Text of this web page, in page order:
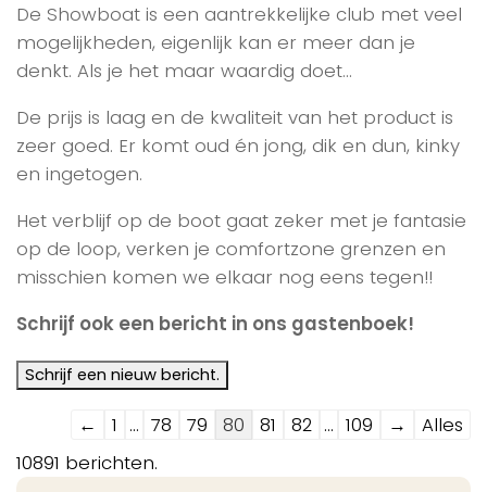
De Showboat is een aantrekkelijke club met veel
mogelijkheden, eigenlijk kan er meer dan je
denkt. Als je het maar waardig doet…
De prijs is laag en de kwaliteit van het product is
zeer goed. Er komt oud én jong, dik en dun, kinky
en ingetogen.
Het verblijf op de boot gaat zeker met je fantasie
op de loop, verken je comfortzone grenzen en
misschien komen we elkaar nog eens tegen!!
Schrijf ook een bericht in ons gastenboek!
Navigatie
door
de
← 1 ... 78 79 80 81 82 ... 109 →
Alles
10891 berichten.